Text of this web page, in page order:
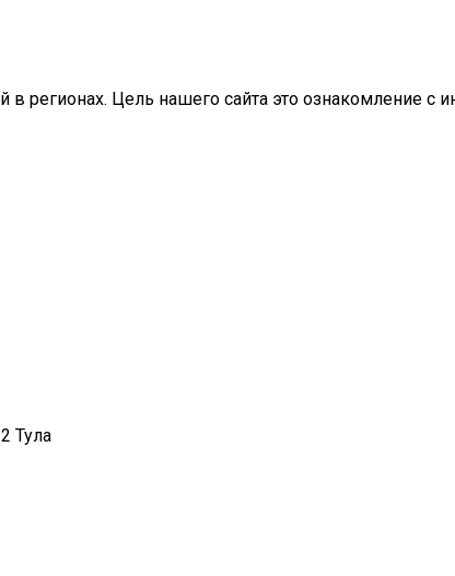
регионах. Цель нашего сайта это ознакомление с
Тула